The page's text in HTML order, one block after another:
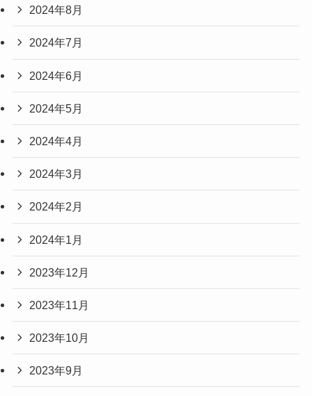
2024年8月
2024年7月
2024年6月
2024年5月
2024年4月
2024年3月
2024年2月
2024年1月
2023年12月
2023年11月
2023年10月
2023年9月